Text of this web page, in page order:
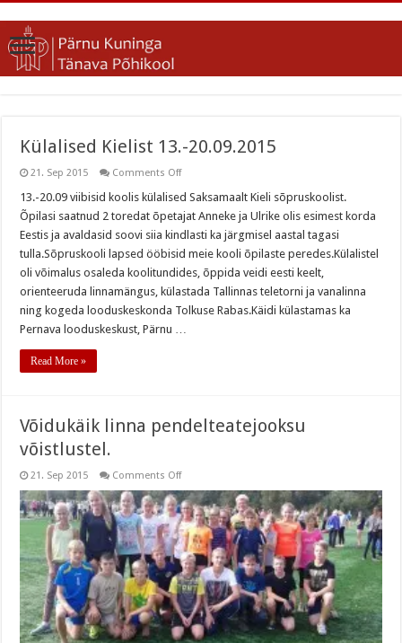
Külalised Kielist 13.-20.09.2015
21. Sep 2015 Comments Offon
Kielist
13.-20.09 viibisid koolis külalised Saksamaalt Kieli sõpruskoolist.
Õpilasi saatnud 2 toredat õpetajat Anneke ja Ulrike olis esimest korda
Eestis ja avaldasid soovi siia kindlasti ka järgmisel aastal tagasi
tulla.Sõpruskooli lapsed ööbisid meie kooli õpilaste peredes.Külalistel
oli võimalus osaleda koolitundides, õppida veidi eesti keelt,
orienteeruda linnamängus, külastada Tallinnas teletorni ja vanalinna
ning kogeda looduskeskonda Tolkuse Rabas.Käidi külastamas ka
Pernava looduskeskust, Pärnu …
Read More »
Võidukäik linna pendelteatejooksu
võistlustel.
21. Sep 2015 Comments Offon
linna
pendelteatejooksu
võistlustel.